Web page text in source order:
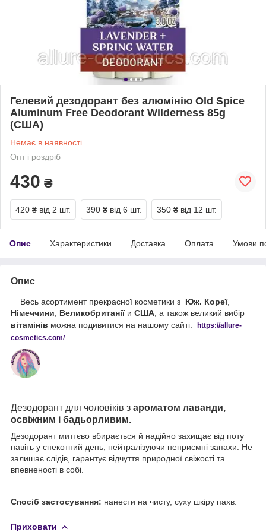
Гелевий дезодорант без алюмінію Old Spice
Aluminum Free Deodorant Wilderness 85g
(США)
Немає в наявності
Опт і роздріб
430 ₴
420 ₴ від 2 шт. 390 ₴ від 6 шт. 350 ₴ від 12 шт.
Опис Характеристики Доставка Оплата Умови
Опис
Весь асортимент прекрасної косметики з Юж. Кореї,
Німеччини
Великобританіїи США , а також великий вибір
вітамінів можна подивитися на нашому сайті: https://allure-
cosmetics.com/
Дезодорант для чоловіків з ароматом лаванди,
освіжним і бадьорливим.
Дезодорант миттєво вбирається й надійно захищає від поту
навіть у спекотний день, нейтралізуючи неприємні запахи. Не
залишає слідів, гарантує відчуття природної свіжості та
впевненості в собі.
Спосіб застосування: нанести на чисту, суху шкіру пахв.
Приховати